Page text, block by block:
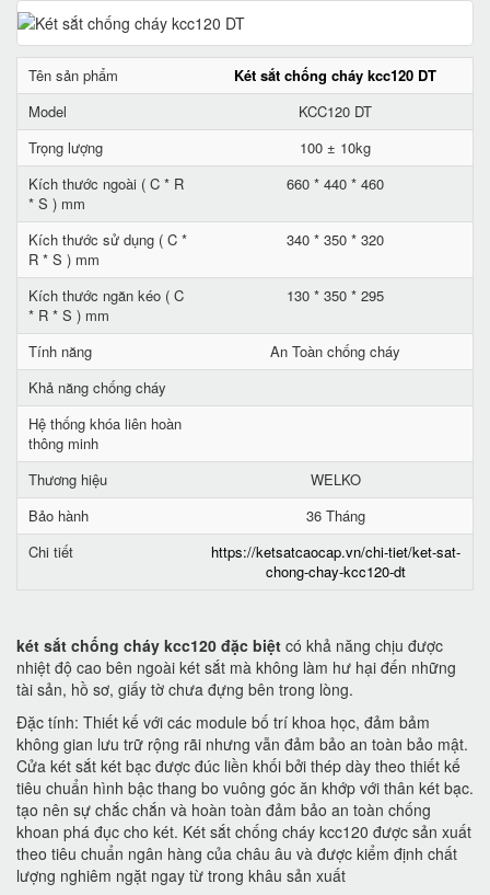
Tên sản phẩm
Két sắt chống cháy kcc120 DT
Model
KCC120 DT
Trọng lượng
100 ± 10kg
Kích thước ngoài ( C * R
* S ) mm
660 * 440 * 460
Kích thước sử dụng ( C *
R * S ) mm
340 * 350 * 320
Kích thước ngăn kéo ( C
* R * S ) mm
130 * 350 * 295
Tính năng
An Toàn chống cháy
Khả năng chống cháy
Hệ thống khóa liên hoàn
thông minh
Thương hiệu
WELKO
Bảo hành
36 Tháng
Chi tiết
https://ketsatcaocap.vn/chi-tiet/ket-sat-
chong-chay-kcc120-dt
két sắt chống cháy kcc120 đặc biệt có khả năng chịu được
nhiệt độ cao bên ngoài két sắt mà không làm hư hại đến những
tài sản, hồ sơ, giấy tờ chưa đựng bên trong lòng.
Đặc tính: Thiết kế với các module bố trí khoa học, đảm bảm
không gian lưu trữ rộng rãi nhưng vẫn đảm bảo an toàn bảo mật.
Cửa két sắt két bạc được đúc liền khối bởi thép dày theo thiết kế
tiêu chuẩn hình bậc thang bo vuông góc ăn khớp với thân két bạc.
tạo nên sự chắc chắn và hoàn toàn đảm bảo an toàn chống
khoan phá đục cho két. Két sắt chống cháy kcc120 được sản xuất
theo tiêu chuẩn ngân hàng của châu âu và được kiểm định chất
lượng nghiêm ngặt ngay từ trong khâu sản xuất